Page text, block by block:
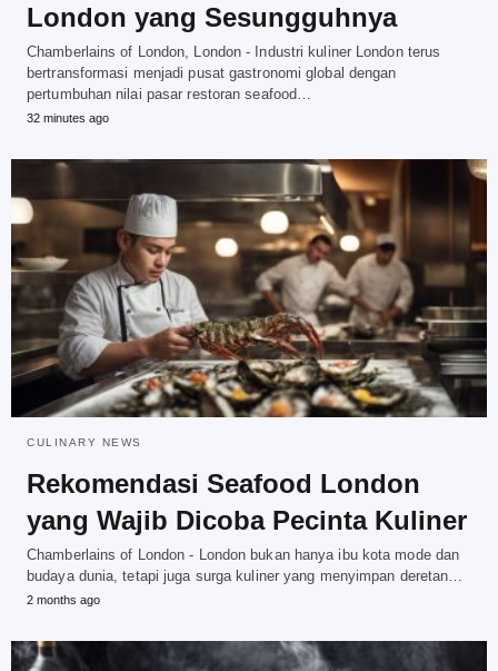
London yang Sesungguhnya
Chamberlains of London, London - Industri kuliner London terus
bertransformasi menjadi pusat gastronomi global dengan
pertumbuhan nilai pasar restoran seafood…
32 minutes ago
CULINARY NEWS
Rekomendasi Seafood London
yang Wajib Dicoba Pecinta Kuliner
Chamberlains of London - London bukan hanya ibu kota mode dan
budaya dunia, tetapi juga surga kuliner yang menyimpan deretan…
2 months ago